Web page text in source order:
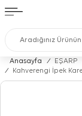
Anasayfa / EŞARP
/
Kahverengi İpek